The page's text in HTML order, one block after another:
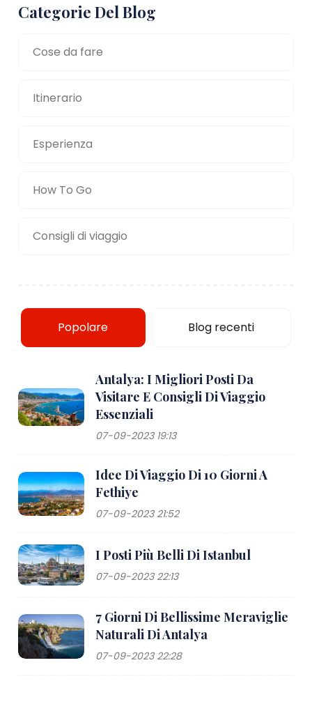
Categorie Del Blog
Cose da fare
Itinerario
Esperienza
How To Go
Consigli di viaggio
Popolare Blog recenti
Antalya: I Migliori Posti Da
Visitare E Consigli Di Viaggio
Essenziali
07-09-2023 19:13
Idee Di Viaggio Di 10 Giorni A
Fethiye
07-09-2023 21:52
I Posti Più Belli Di Istanbul
07-09-2023 22:13
7 Giorni Di Bellissime Meraviglie
Naturali Di Antalya
07-09-2023 22:28